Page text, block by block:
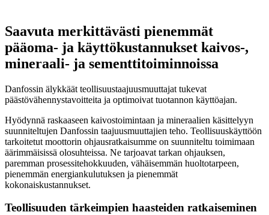
Saavuta merkittävästi pienemmät
pääoma- ja käyttökustannukset kaivos-,
mineraali- ja sementtitoiminnoissa
Danfossin älykkäät teollisuustaajuusmuuttajat tukevat
päästövähennystavoitteita ja optimoivat tuotannon käyttöajan.
Hyödynnä raskaaseen kaivostoimintaan ja mineraalien käsittelyyn
suunniteltujen Danfossin taajuusmuuttajien teho. Teollisuuskäyttöön
tarkoitetut moottorin ohjausratkaisumme on suunniteltu toimimaan
äärimmäisissä olosuhteissa. Ne tarjoavat tarkan ohjauksen,
paremman prosessitehokkuuden, vähäisemmän huoltotarpeen,
pienemmän energiankulutuksen ja pienemmät
kokonaiskustannukset.
Teollisuuden tärkeimpien haasteiden ratkaiseminen